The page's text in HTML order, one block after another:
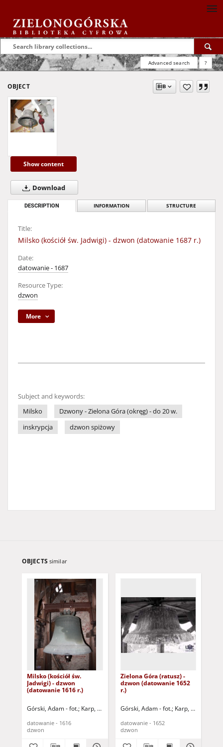
Advanced search ?
OBJECT
Show content
Download
DESCRIPTION INFORMATION STRUCTURE
Title:
Milsko (kościół św. Jadwigi) - dzwon (datowanie 1687 r.)
Date:
datowanie - 1687
Resource Type:
dzwon
More
Subject and keywords:
Milsko
Dzwony - Zielona Góra (okręg) - do 20 w.
inskrypcja
dzwon spiżowy
OBJECTS similar
Milsko (kościół św.
Jadwigi) - dzwon
(datowanie 1616 r.)
Górski, Adam - fot. Karp, Paweł - fot.
datowanie - 1616
dzwon
Zielona Góra (ratusz) -
dzwon (datowanie 1652
r.)
Górski, Adam - fot. Karp, Paweł - fot.
datowanie - 1652
dzwon